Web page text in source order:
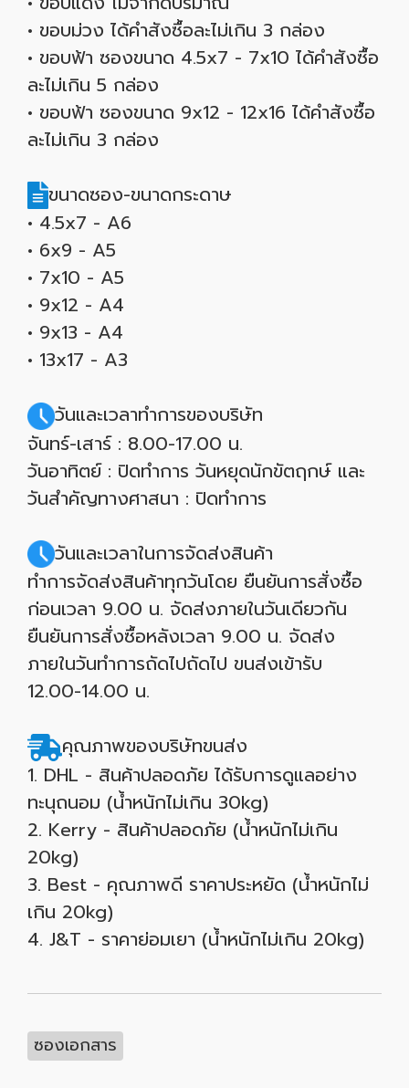
• ขอบม่วง ได้คำสังซื้อละไม่เกิน 3 กล่อง
• ขอบฟ้า ซองขนาด 4.5x7 - 7x10 ได้คำสังซื้อ
ละไม่เกิน 5 กล่อง
• ขอบฟ้า ซองขนาด 9x12 - 12x16 ได้คำสังซื้อ
ละไม่เกิน 3 กล่อง
ขนาดซอง-ขนาดกระดาษ
• 4.5x7 - A6
• 6x9 - A5
• 7x10 - A5
• 9x12 - A4
• 9x13 - A4
• 13x17 - A3
วันและเวลาทำการของบริษัท
จันทร์-เสาร์ : 8.00-17.00 น.
วันอาทิตย์ : ปิดทำการ วันหยุดนักขัตฤกษ์ และ
วันสำคัญทางศาสนา : ปิดทำการ
วันและเวลาในการจัดส่งสินค้า
ทำการจัดส่งสินค้าทุกวันโดย ยืนยันการสั่งซื้อ
ก่อนเวลา 9.00 น. จัดส่งภายในวันเดียวกัน
ยืนยันการสั่งซื้อหลังเวลา 9.00 น. จัดส่ง
ภายในวันทำการถัดไปถัดไป ขนส่งเข้ารับ
12.00-14.00 น.
คุณภาพของบริษัทขนส่ง
1. DHL - สินค้าปลอดภัย ได้รับการดูแลอย่าง
ทะนุถนอม (น้ำหนักไม่เกิน 30kg)
2. Kerry - สินค้าปลอดภัย (น้ำหนักไม่เกิน
20kg)
3. Best - คุณภาพดี ราคาประหยัด (น้ำหนักไม่
เกิน 20kg)
4. J&T - ราคาย่อมเยา (น้ำหนักไม่เกิน 20kg)
ซองเอกสาร